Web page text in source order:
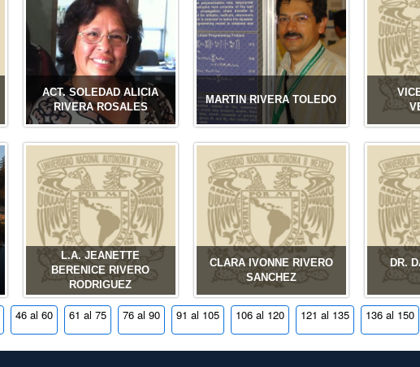
ACT. SOLEDAD ALICIA
RIVERA ROSALES
MARTIN RIVERA TOLEDO
L.A. JEANETTE
BERENICE RIVERO
RODRIGUEZ
CLARA IVONNE RIVERO
SANCHEZ
DR.
46 al 60 61 al 75 76 al 90 91 al 105 106 al 120 121 al 135 136 al 150